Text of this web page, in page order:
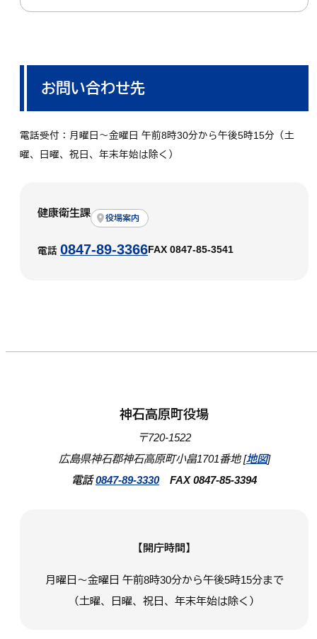
お問い合わせ先
電話受付：月曜日～金曜日 午前8時30分から午後5時15分（土
曜、日曜、祝日、年末年始は除く）
健康衛生課 役場案内
電話 0847-89-3366 FAX 0847-85-3541
神石高原町役場
〒720-1522
広島県神石郡神石高原町小畠1701番地 [地図]
電話0847-89-3330FAX 0847-85-3394
【開庁時間】
月曜日～金曜日 午前8時30分から午後5時15分まで
（土曜、日曜、祝日、年末年始は除く）